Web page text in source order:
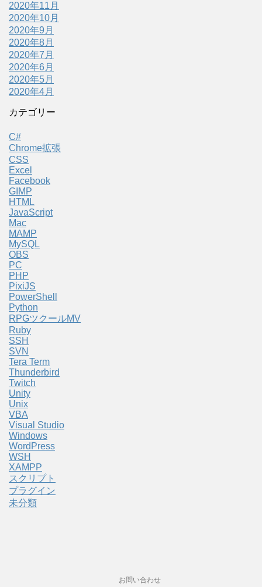
2020年11月
2020年10月
2020年9月
2020年8月
2020年7月
2020年6月
2020年5月
2020年4月
カテゴリー
C#
Chrome拡張
CSS
Excel
Facebook
GIMP
HTML
JavaScript
Mac
MAMP
MySQL
OBS
PC
PHP
PixiJS
PowerShell
Python
RPGツクールMV
Ruby
SSH
SVN
Tera Term
Thunderbird
Twitch
Unity
Unix
VBA
Visual Studio
Windows
WordPress
WSH
XAMPP
スクリプト
プラグイン
未分類
お問い合わせ